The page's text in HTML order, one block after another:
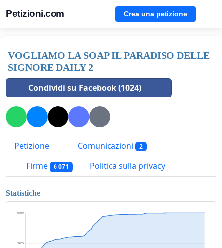
Petizioni.com Crea una petizione
VOGLIAMO LA SOAP IL PARADISO DELLE
SIGNORE DAILY 2
Condividi su Facebook (1024)
Petizione Comunicazioni 2
Firme 6 071 Politica sulla privacy
Statistiche
3 035
6 069